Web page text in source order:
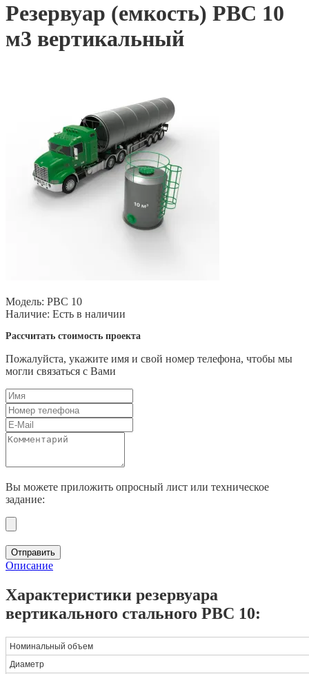
Резервуар (емкость) РВС 10
м3 вертикальный
Модель: РВС 10
Наличие: Есть в наличии
Рассчитать стоимость проекта
Пожалуйста, укажите имя и свой номер телефона, чтобы мы
могли связаться с Вами
Вы можете приложить опросный лист или техническое
задание:
Отправить
Описание
Характеристики резервуара
вертикального стального РВС 10:
Номинальный объем
Диаметр